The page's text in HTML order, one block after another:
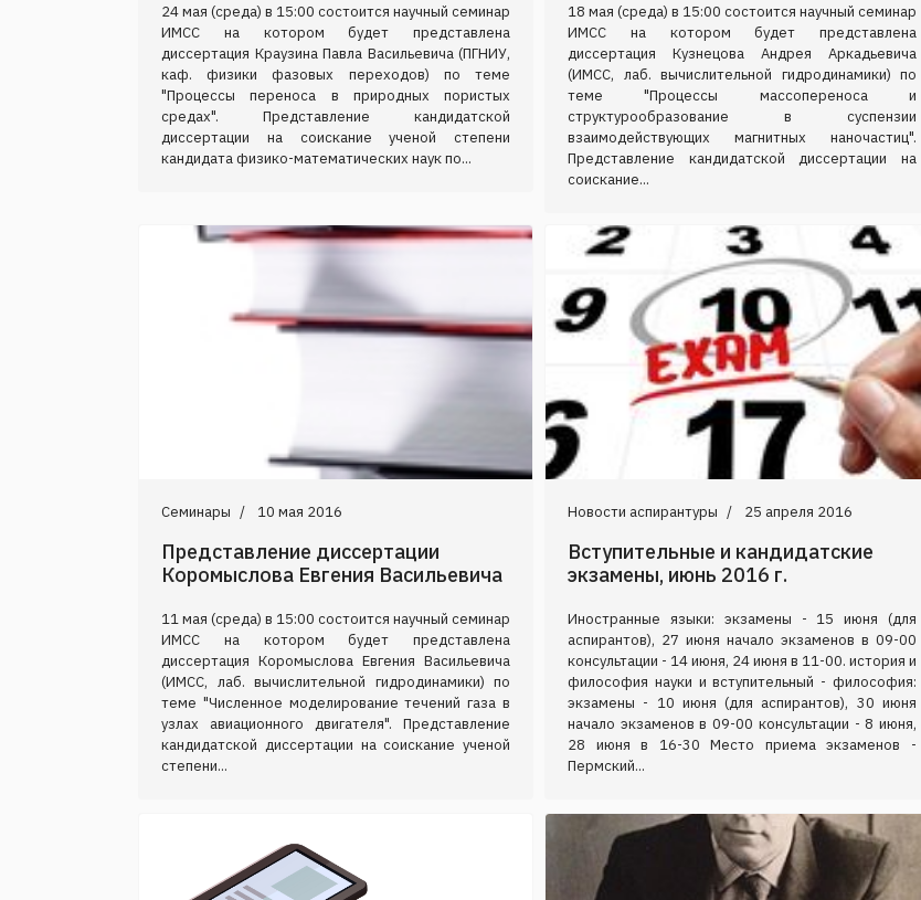
24 мая (среда) в 15:00 состоится научный семинар
ИМСС на котором будет представлена
диссертация Краузина Павла Васильевича (ПГНИУ,
каф. физики фазовых переходов) по теме
"Процессы переноса в природных пористых
средах". Представление кандидатской
диссертации на соискание ученой степени
кандидата физико-математических наук по...
18 мая (среда) в 15:00 состоится научный семинар
ИМСС на котором будет представлена
диссертация Кузнецова Андрея Аркадьевича
(ИМСС, лаб. вычислительной гидродинамики) по
теме "Процессы массопереноса и
структурообразование в суспензии
взаимодействующих магнитных наночастиц".
Представление кандидатской диссертации на
соискание...
Семинары 10 мая 2016
Представление диссертации
Коромыслова Евгения Васильевича
11 мая (среда) в 15:00 состоится научный семинар
ИМСС на котором будет представлена
диссертация Коромыслова Евгения Васильевича
(ИМСС, лаб. вычислительной гидродинамики) по
теме "Численное моделирование течений газа в
узлах авиационного двигателя". Представление
кандидатской диссертации на соискание ученой
степени...
Новости аспирантуры 25 апреля 2016
Вступительные и кандидатские
экзамены, июнь 2016 г.
Иностранные языки: экзамены - 15 июня (для
аспирантов), 27 июня начало экзаменов в 09-00
консультации - 14 июня, 24 июня в 11-00. история и
философия науки и вступительный - философия:
экзамены - 10 июня (для аспирантов), 30 июня
начало экзаменов в 09-00 консультации - 8 июня,
28 июня в 16-30 Место приема экзаменов -
Пермский...